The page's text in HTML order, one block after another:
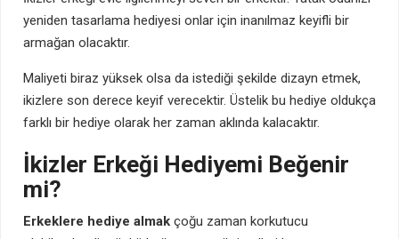
yeniden tasarlama hediyesi onlar için inanılmaz keyifli bir
armağan olacaktır.
Maliyeti biraz yüksek olsa da istediği şekilde dizayn etmek,
ikizlere son derece keyif verecektir. Üstelik bu hediye oldukça
farklı bir hediye olarak her zaman aklında kalacaktır.
İkizler Erkeği Hediyemi Beğenir
mi?
Erkeklere hediye almak çoğu zaman korkutucu